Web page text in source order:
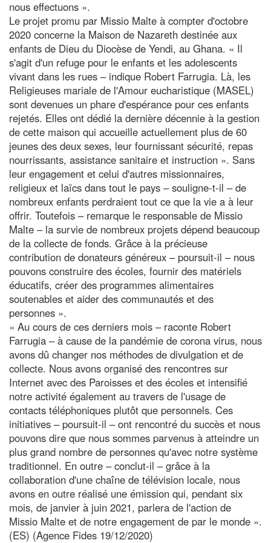
nous effectuons ».
Le projet promu par Missio Malte à compter d'octobre
2020 concerne la Maison de Nazareth destinée aux
enfants de Dieu du Diocèse de Yendi, au Ghana. « Il
s'agit d'un refuge pour le enfants et les adolescents
vivant dans les rues – indique Robert Farrugia. Là, les
Religieuses mariale de l'Amour eucharistique (MASEL)
sont devenues un phare d'espérance pour ces enfants
rejetés. Elles ont dédié la dernière décennie à la gestion
de cette maison qui accueille actuellement plus de 60
jeunes des deux sexes, leur fournissant sécurité, repas
nourrissants, assistance sanitaire et instruction ». Sans
leur engagement et celui d'autres missionnaires,
religieux et laïcs dans tout le pays – souligne-t-il – de
nombreux enfants perdraient tout ce que la vie a à leur
offrir. Toutefois – remarque le responsable de Missio
Malte – la survie de nombreux projets dépend beaucoup
de la collecte de fonds. Grâce à la précieuse
contribution de donateurs généreux – poursuit-il – nous
pouvons construire des écoles, fournir des matériels
éducatifs, créer des programmes alimentaires
soutenables et aider des communautés et des
personnes ».
« Au cours de ces derniers mois – raconte Robert
Farrugia – à cause de la pandémie de corona virus, nous
avons dû changer nos méthodes de divulgation et de
collecte. Nous avons organisé des rencontres sur
Internet avec des Paroisses et des écoles et intensifié
notre activité également au travers de l'usage de
contacts téléphoniques plutôt que personnels. Ces
initiatives – poursuit-il – ont rencontré du succès et nous
pouvons dire que nous sommes parvenus à atteindre un
plus grand nombre de personnes qu'avec notre système
traditionnel. En outre – conclut-il – grâce à la
collaboration d'une chaîne de télévision locale, nous
avons en outre réalisé une émission qui, pendant six
mois, de janvier à juin 2021, parlera de l'action de
Missio Malte et de notre engagement de par le monde ».
(ES) (Agence Fides 19/12/2020)